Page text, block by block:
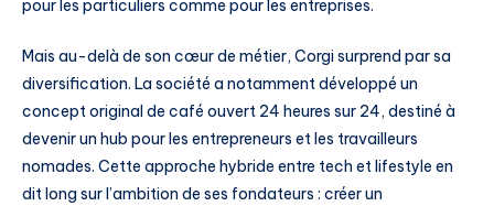
pour les particuliers comme pour les entreprises.
Mais au-delà de son cœur de métier, Corgi surprend par sa
diversification. La société a notamment développé un
concept original de café ouvert 24 heures sur 24, destiné à
devenir un hub pour les entrepreneurs et les travailleurs
nomades. Cette approche hybride entre tech et lifestyle en
dit long sur l’ambition de ses fondateurs : créer un